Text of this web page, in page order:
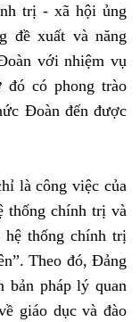
trị - xã hội ủng
đề xuất và năng
với nhiệm vụ
có phong trào
Đoàn đến được
là công việc của
thống chính trị và
thống chính trị
Theo đó, Đảng
bản pháp lý quan
giáo dục và đào